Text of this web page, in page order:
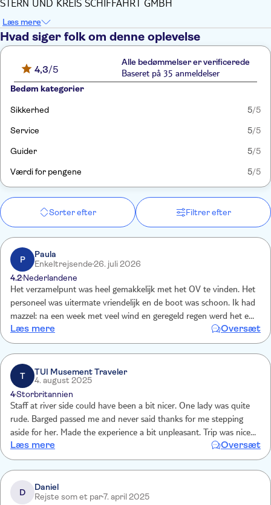
STERN UND KREIS SCHIFFAHRT GMBH
Læs mere
Hvad siger folk om denne oplevelse
4,3/5
Alle bedømmelser er verificerede
Baseret på 35 anmeldelser
Bedøm kategorier
Sikkerhed 5/5
Service 5/5
Guider 5/5
Værdi for pengene 5/5
Sorter efter Filtrer efter
P
Paula
Enkeltrejsende26. juli 2026
4.2Nederlandene
Het verzamelpunt was heel gemakkelijk met het OV te vinden. Het
personeel was uitermate vriendelijk en de boot was schoon. Ik had
mazzel: na een week met veel wind en geregeld regen werd het een
aangename zonnig ervaring. Het is leuk de bezienswaardigheden
vanaf het water te bekijken en soms zag ik iets, waarvan ik dacht,
dat had ik van dichtbij toch beter moeten bekijken c.q. bezoeken -
een rustig moment na een hectische week.
Læs mere Oversæt
T
TUI Musement Traveler
4. august 2025
4Storbritannien
Staff at river side could have been a bit nicer. One lady was quite
rude. Barged passed me and never said thanks for me stepping
aside for her. Made the experience a bit unpleasant. Trip was nice
and informative.
Læs mere Oversæt
D
Daniel
Rejste som et par7. april 2025